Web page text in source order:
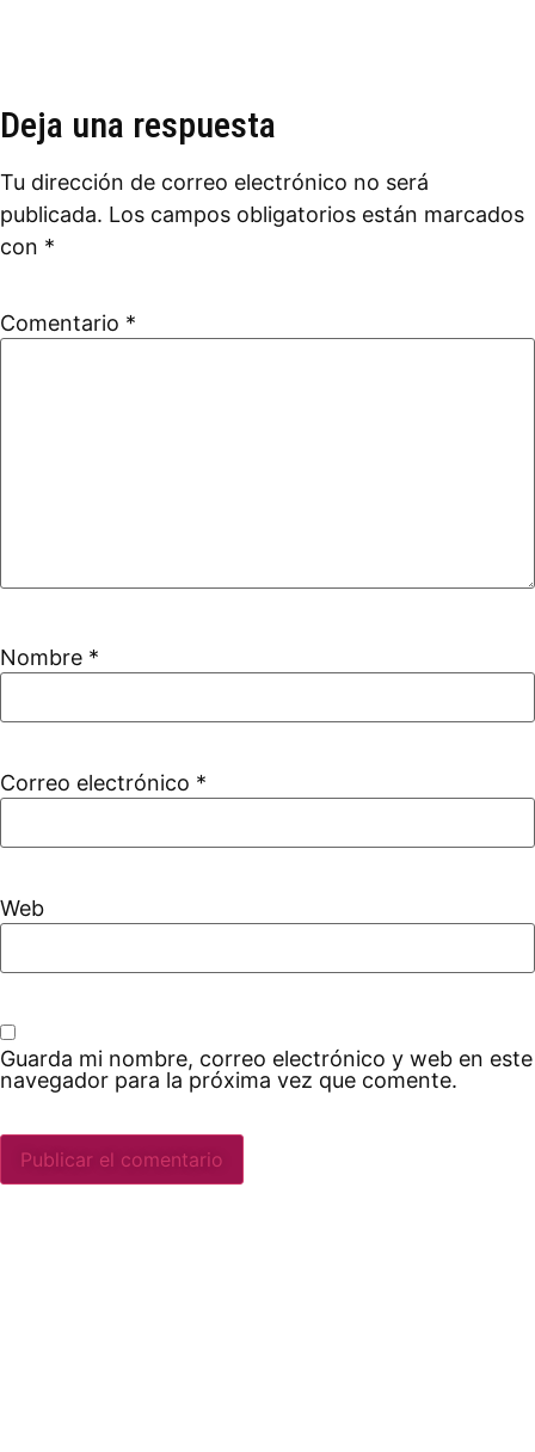
Deja una respuesta
Tu dirección de correo electrónico no será
publicada. Los campos obligatorios están marcados
con *
Comentario *
Nombre *
Correo electrónico *
Web
Guarda mi nombre, correo electrónico y web en este
navegador para la próxima vez que comente.